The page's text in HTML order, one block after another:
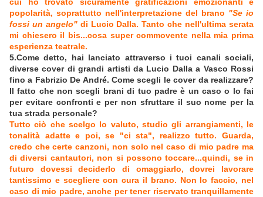
popolarità, soprattutto nell'interpretazione del brano "Se io
fossi un angelo"di Lucio Dalla. Tanto che nell'ultima serata
mi chiesero il bis...cosa super commovente nella mia prima
esperienza teatrale.
5.Come detto, hai lanciato attraverso i tuoi canali sociali,
diverse cover di grandi artisti da Lucio Dalla a Vasco Rossi
fino a Fabrizio De André. Come scegli le cover da realizzare?
Il fatto che non scegli brani di tuo padre è un caso o lo fai
per evitare confronti e per non sfruttare il suo nome per la
tua strada personale?
Tutto ciò che scelgo lo valuto, studio gli arrangiamenti, le
tonalità adatte e poi, se "ci sta", realizzo tutto. Guarda,
credo che certe canzoni, non solo nel caso di mio padre ma
di diversi cantautori, non si possono toccare...quindi, se in
futuro dovessi deciderlo di omaggiarlo, dovrei lavorare
tantissimo e scegliere con cura il brano. Non lo faccio, nel
caso di mio padre, anche per tener riservato tranquillamente